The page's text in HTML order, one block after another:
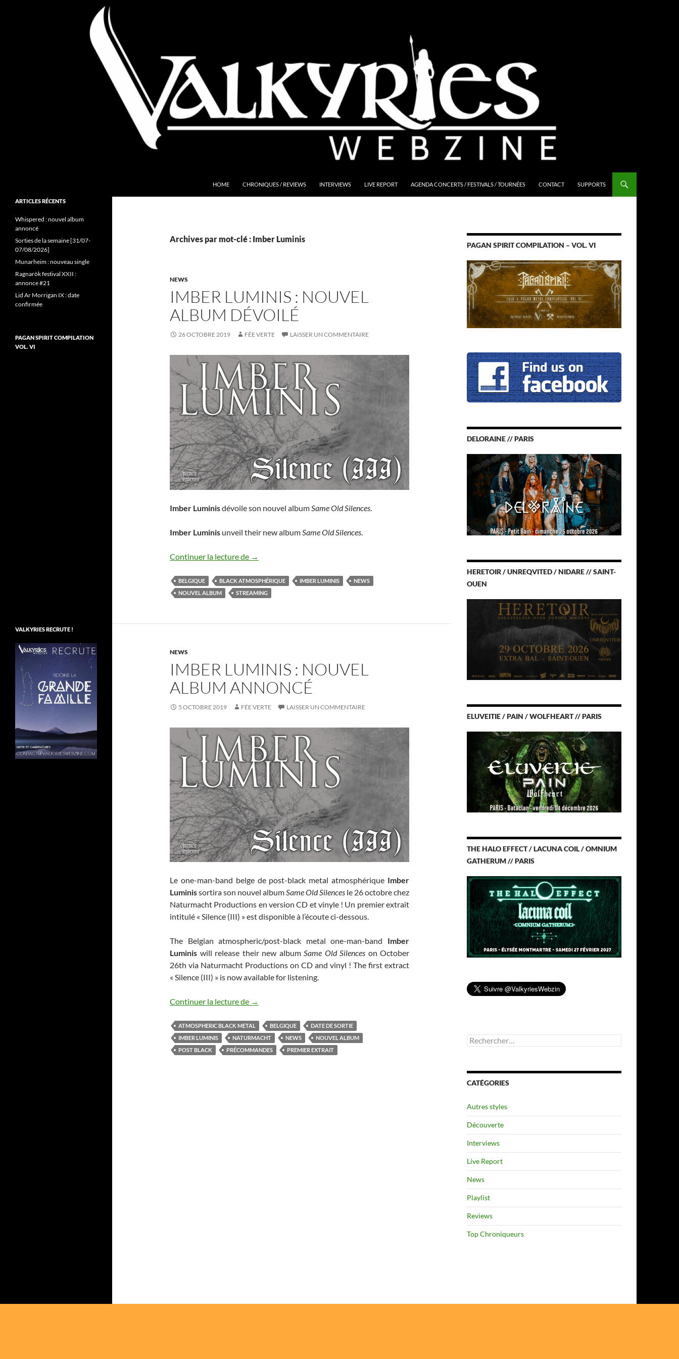
HOME CHRONIQUES / REVIEWS INTERVIEWS LIVE REPORT AGENDA CONCERTS / FESTIVALS / TOURNÉES CONTACT SUPPORTS
Archives par mot-clé : Imber Luminis
NEWS
IMBER LUMINIS : NOUVEL
ALBUM DÉVOILÉ
26 OCTOBRE 2019 FÉE VERTE LAISSER UN COMMENTAIRE
Imber Luminisdévoile son nouvel album Same Old Silences
Imber Luminis unveil their new album Same Old Silences
Continuer la lecture de Imber Luminis : nouvel album dévoilé
→
BELGIQUE BLACK ATMOSPHÉRIQUE IMBER LUMINIS
NEWS
NOUVEL ALBUM
STREAMING
NEWS
IMBER LUMINIS : NOUVEL
ALBUM ANNONCÉ
5 OCTOBRE 2019 FÉE VERTE LAISSER UN COMMENTAIRE
Le one-man-band belge de post-black metal atmosphérique Imber
Luminissortira son nouvel albumSame Old Silences le 26 octobre chez
Naturmacht Productions en version CD et vinyle ! Un premier extrait
intitulé « Silence (III) » est disponible à l’écoute ci-dessous.
The Belgian atmospheric/post-black metal one-man-band Imber
Luminis will release their new album Same Old Silences on October
26th via Naturmacht Productions on CD and vinyl ! The first extract
« Silence (III) » is now available for listening.
Continuer la lecture de Imber Luminis : nouvel album annoncé
→
ATMOSPHERIC BLACK METAL BELGIQUE
DATE DE SORTIE
IMBER LUMINIS
NATURMACHT NEWS
NOUVEL ALBUM
POST BLACK
PRÉCOMMANDES PREMIER EXTRAIT
PAGAN SPIRIT COMPILATION – VOL. VI
DELORAINE // PARIS
HERETOIR / UNREQVITED / NIDARE // SAINT-
OUEN
ELUVEITIE / PAIN / WOLFHEART // PARIS
THE HALO EFFECT / LACUNA COIL / OMNIUM
GATHERUM // PARIS
Rechercher :
CATÉGORIES
Autres styles
Découverte
Interviews
Live Report
News
Playlist
Reviews
Top Chroniqueurs
Folk Pagan Webzine
ARTICLES RÉCENTS
Whispered : nouvel album
annoncé
Sorties de la semaine [31/07-
07/08/2026]
Munarheim : nouveau single
Ragnarök festival XXII :
annonce #21
Lid Ar Morrigan IX : date
confirmée
PAGAN SPIRIT COMPILATION
VOL. VI
VALKYRIES RECRUTE !